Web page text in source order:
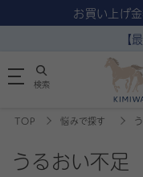
お買い上げ
【
検索
TOP 悩みで探す
うるおい不足